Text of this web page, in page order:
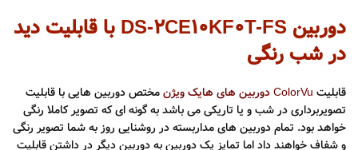
دوربین DS-2CE10KF0T-FS با قابلیت دید
در شب رنگی
قابلیت ColorVu دوربین های هایک ویژن
مختص دوربین هایی با قابلیت
تصویربرداری در شب و یا تاریکی می باشد به گونه ای که تصویر کاملا رنگی
خواهد بود. تمام دوربین های مداربسته در روشنایی روز به شما تصویر رنگی
و شفاف خواهند داد اما تمایز یک دوربین به دوربین دیگر در داشتن قابلیت